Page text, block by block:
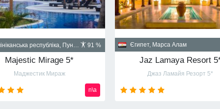
90 %
Шарм-эль-Шейх
Montazah Ras Nasrani Bay
usd
Куба, Гавана
Santa Isabel 5*